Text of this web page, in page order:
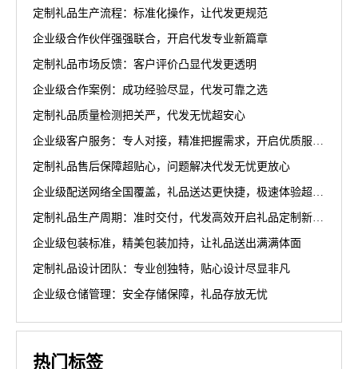
定制礼品生产流程：标准化操作，让代发更规范
企业级合作伙伴强强联合，开启代发专业新篇章
定制礼品市场反馈：客户评价凸显代发更透明
企业级合作案例：成功经验尽显，代发可靠之选
定制礼品质量检测把关严，代发无忧超安心
企业级客户服务：专人对接，精准把握需求，开启优质服务新篇章
定制礼品售后保障超贴心，问题解决代发无忧更放心
企业级配送网络全国覆盖，礼品送达更快捷，极速体验超省心
定制礼品生产周期：准时交付，代发高效开启礼品定制新篇章
企业级包装标准，精美包装加持，让礼品送出满满体面
定制礼品设计团队：专业创独特，贴心设计尽显非凡
企业级仓储管理：安全存储保障，礼品存放无忧
热门标签